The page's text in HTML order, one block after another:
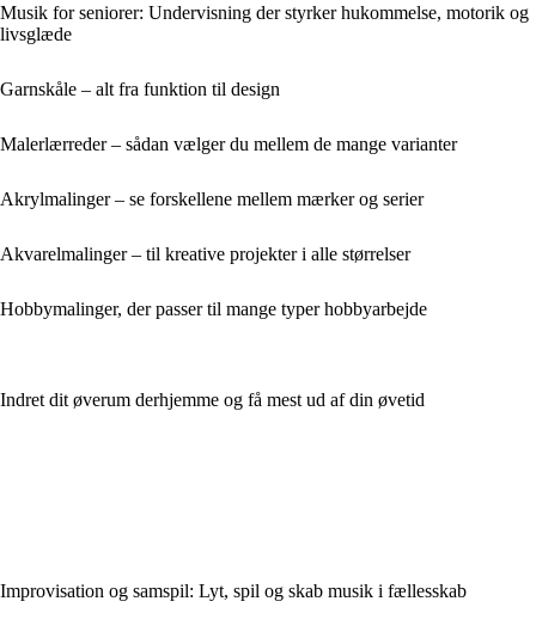
Musik for seniorer: Undervisning der styrker hukommelse, motorik og
livsglæde
Garnskåle – alt fra funktion til design
Malerlærreder – sådan vælger du mellem de mange varianter
Akrylmalinger – se forskellene mellem mærker og serier
Akvarelmalinger – til kreative projekter i alle størrelser
Hobbymalinger, der passer til mange typer hobbyarbejde
Indret dit øverum derhjemme og få mest ud af din øvetid
Improvisation og samspil: Lyt, spil og skab musik i fællesskab